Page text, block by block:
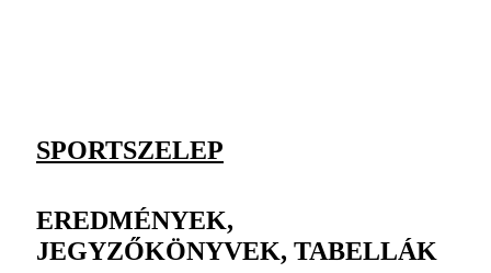
SPORTSZELEP
EREDMÉNYEK,
JEGYZŐKÖNYVEK, TABELLÁK